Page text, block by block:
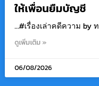
ให้เพื่อนยืมบัญชี
…#เรื่องเล่าคดีความ by
ดูเพิ่มเติม »
06/08/2026